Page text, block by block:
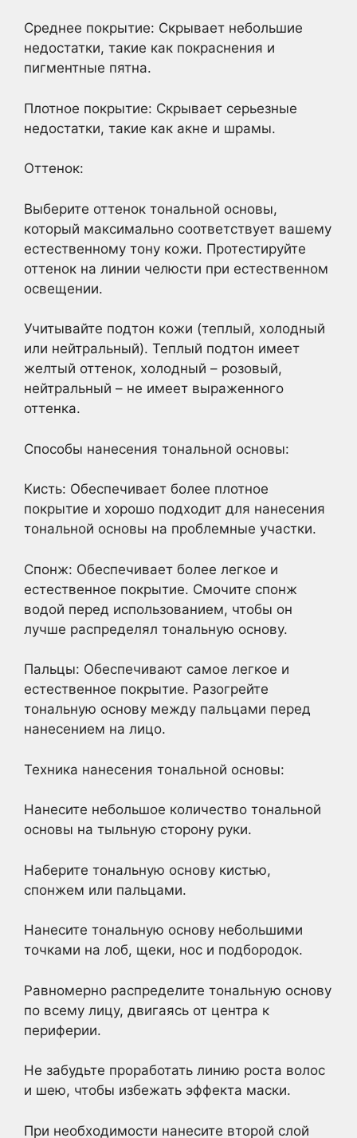
Среднее покрытие: Скрывает небольшие
недостатки, такие как покраснения и
пигментные пятна.
Плотное покрытие: Скрывает серьезные
недостатки, такие как акне и шрамы.
Оттенок:
Выберите оттенок тональной основы,
который максимально соответствует вашему
естественному тону кожи. Протестируйте
оттенок на линии челюсти при естественном
освещении.
Учитывайте подтон кожи (теплый, холодный
или нейтральный). Теплый подтон имеет
желтый оттенок, холодный – розовый,
нейтральный – не имеет выраженного
оттенка.
Способы нанесения тональной основы:
Кисть: Обеспечивает более плотное
покрытие и хорошо подходит для нанесения
тональной основы на проблемные участки.
Спонж: Обеспечивает более легкое и
естественное покрытие. Смочите спонж
водой перед использованием, чтобы он
лучше распределял тональную основу.
Пальцы: Обеспечивают самое легкое и
естественное покрытие. Разогрейте
тональную основу между пальцами перед
нанесением на лицо.
Техника нанесения тональной основы:
Нанесите небольшое количество тональной
основы на тыльную сторону руки.
Наберите тональную основу кистью,
спонжем или пальцами.
Нанесите тональную основу небольшими
точками на лоб, щеки, нос и подбородок.
Равномерно распределите тональную основу
по всему лицу, двигаясь от центра к
периферии.
Не забудьте проработать линию роста волос
и шею, чтобы избежать эффекта маски.
При необходимости нанесите второй слой